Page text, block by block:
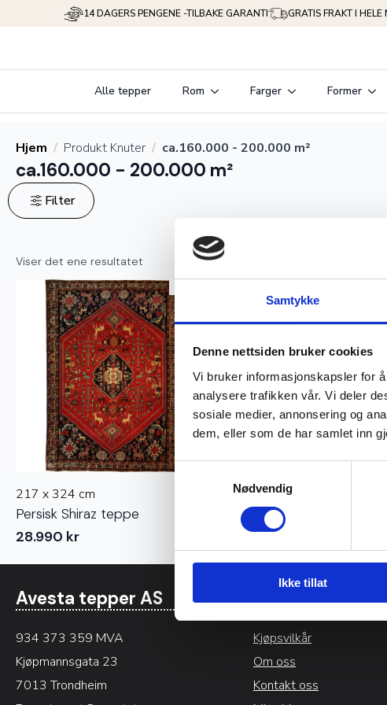
Samtykke
Denne nettsiden bruker cookies
Vi bruker informasjonskapsler for
analysere trafikken vår. Vi deler
sosiale medier, annonsering og
dem, eller som de har samlet inn
Samtykkevalg
Nødvendig
Ikke tillat
14 DAGERS PENGENE -TILBAKE GARANTI GRATIS FRAKT I HELE
Alle tepper Rom Farger Former
Hjem Produkt Knuter ca.160.000 - 200.000 m²
ca.160.000 - 200.000 m²
Filter
Viser det ene resultatet
217 x 324 cm
Persisk Shiraz teppe
28.990 kr
Avesta tepper AS
934 373 359 MVA
Kjøpmannsgata 23
7013 Trondheim
Informasjon
Kjøpsvilkår
Om oss
Kontakt oss